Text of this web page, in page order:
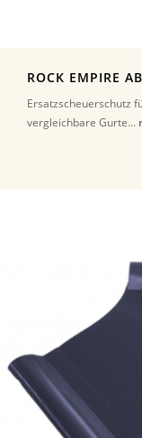
ROCK EMPIRE
Ersatzscheuerschutz
vergleichbare Gurte...